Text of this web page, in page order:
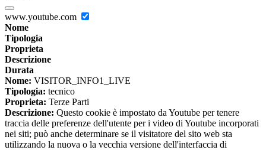
www.youtube.com
Nome
Tipologia
Proprieta
Descrizione
Durata
Nome: VISITOR_INFO1_LIVE
Tipologia: tecnico
Proprieta: Terze Parti
Descrizione: Questo cookie è impostato da Youtube per tenere
traccia delle preferenze dell'utente per i video di Youtube incorporati
nei siti; può anche determinare se il visitatore del sito web sta
utilizzando la nuova o la vecchia versione dell'interfaccia di